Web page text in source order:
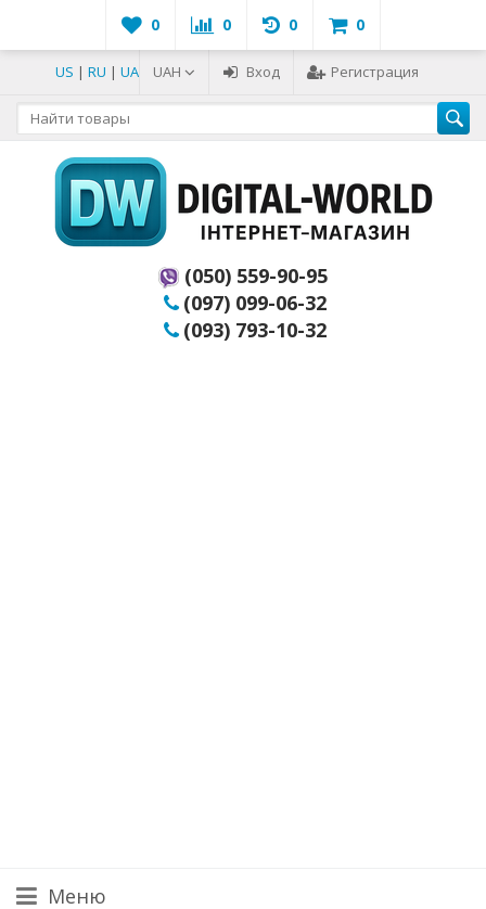
0 0 0 0
US | RU | UA UAH Вход Регистрация
(050) 559-90-95
(097) 099-06-32
(093) 793-10-32
Меню